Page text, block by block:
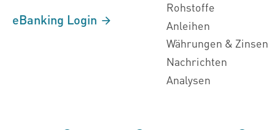
eBanking Login
Rohstoffe
Anleihen
Währungen & Zinsen
Nachrichten
Analysen